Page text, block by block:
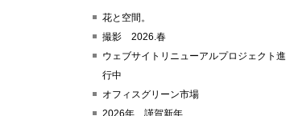
花と空間。
撮影 2026.春
ウェブサイトリニューアルプロジェクト進
行中
オフィスグリーン市場
2026年 謹賀新年